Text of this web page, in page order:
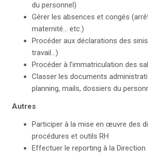
du personnel)
Gérer les absences et congés
maternité… etc.)
Procéder aux déclarations des
travail…)
Procéder à l’immatriculation des
Classer les documents
planning, mails, dossiers du
Autres
Participer à la mise en œuvre des
procédures et outils RH
Effectuer le reporting à la Direction